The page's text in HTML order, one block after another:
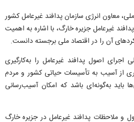
معاون انرژی سازمان پدافند غیرعامل کشور
غیرعامل جزیره خارگ، با اشاره به اهمیت
آن را در اقتصاد ملی برجسته دانست.
اصول پدافند غیرعامل را به‌کارگیری
از آسیب به تأسیسات حیاتی کشور و مردم
باید به‌گونه‌ای باشد که امکان آسیب‌رسانی
و ملاحظات پدافند غیرعامل در جزیره خارگ